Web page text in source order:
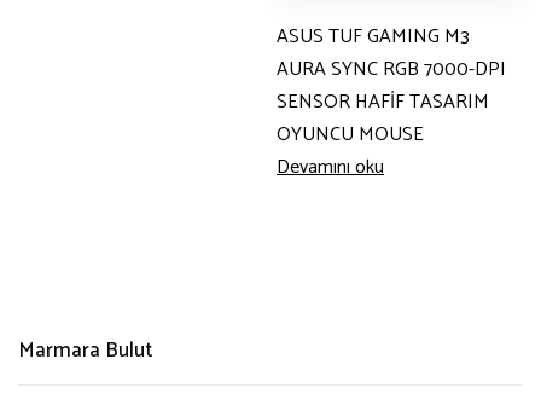
ASUS TUF GAMING M3
AURA SYNC RGB 7000-DPI
SENSOR HAFİF TASARIM
OYUNCU MOUSE
Devamını oku
Marmara Bulut